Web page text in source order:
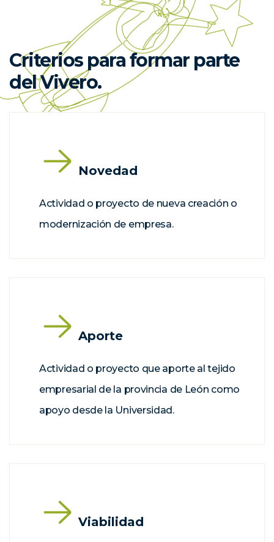
Criterios para formar parte
del Vivero.
Novedad
Actividad o proyecto de nueva creación o
modernización de empresa.
Aporte
Actividad o proyecto que aporte al tejido
empresarial de la provincia de León como
apoyo desde la Universidad.
Viabilidad